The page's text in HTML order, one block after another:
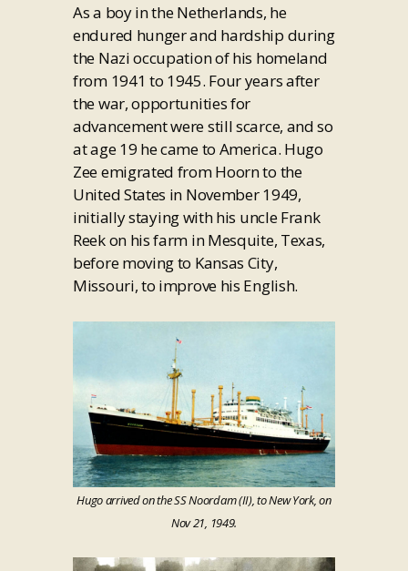
As a boy in the Netherlands, he
endured hunger and hardship during
the Nazi occupation of his homeland
from 1941 to 1945. Four years after
the war, opportunities for
advancement were still scarce, and so
at age 19 he came to America. Hugo
Zee emigrated from Hoorn to the
United States in November 1949,
initially staying with his uncle Frank
Reek on his farm in Mesquite, Texas,
before moving to Kansas City,
Missouri, to improve his English.
Hugo arrived on the SS Noordam (II), to New York, on
Nov 21, 1949.